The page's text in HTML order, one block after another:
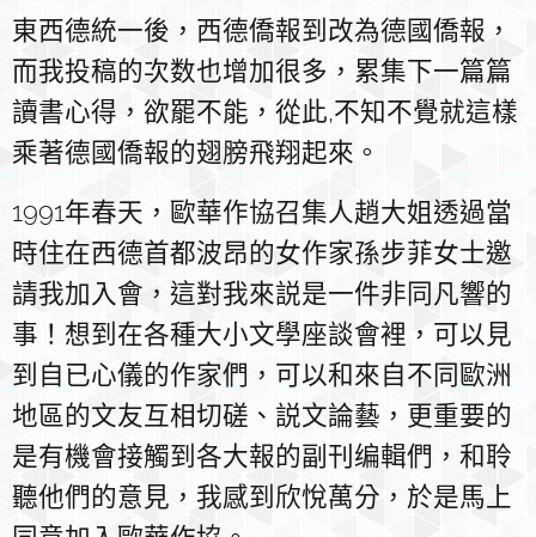
東西德統一後，西德僑報到改為德國僑報，
而我投稿的次数也增加很多，累集下一篇篇
讀書心得，欲罷不能，從此,不知不覺就這樣
乘著德國僑報的翅膀飛翔起來。
1991年春天，歐華作協召集人趙大姐透過當
時住在西德首都波昂的女作家孫步菲女士邀
請我加入會，這對我來説是一件非同凡響的
事！想到在各種大小文學座談會裡，可以見
到自已心儀的作家們，可以和來自不同歐洲
地區的文友互相切磋、説文論藝，更重要的
是有機會接觸到各大報的副刊编輯們，和聆
聽他們的意見，我感到欣悅萬分，於是馬上